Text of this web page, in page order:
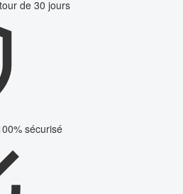
de 30 jours
sécurisé